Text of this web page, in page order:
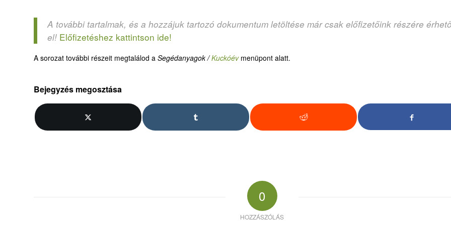
A további tartalmak, és a hozzájuk tartozó dokumentum letöltése már csak előfizetőink részére
el! Előfizetéshez kattintson ide!
A sorozat további részeit megtalálod a Segédanyagok /Kuckóév menüpont alatt.
Bejegyzés megosztása
0
HOZZÁSZÓLÁS